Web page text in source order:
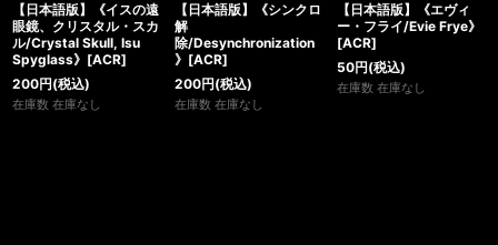
【日本語版】《イスの遠
眼鏡、クリスタル・スカ
ル/Crystal Skull, Isu
Spyglass》[ACR]
200円(税込)
在庫数 在庫なし
【日本語版】《シンクロ
解
除/Desynchronization
》[ACR]
200円(税込)
在庫数 在庫なし
【日本語版】《エヴィ
ー・フライ/Evie Frye》
[ACR]
50円(税込)
在庫数 在庫なし